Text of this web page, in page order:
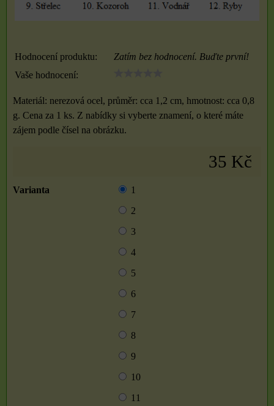
Hodnocení produktu:
Zatím bez hodnocení. Buďte první!
Vaše hodnocení:
Materiál: nerezová ocel, průměr: cca 1,2 cm, hmotnost: cca 0,8
g. Cena za 1 ks. Z nabídky si vyberte znamení, o které máte
zájem podle čísel na obrázku.
35 Kč
Varianta
1
2
3
4
5
6
7
8
9
10
11